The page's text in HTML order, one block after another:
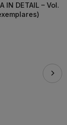
IN DETAIL – Vol.